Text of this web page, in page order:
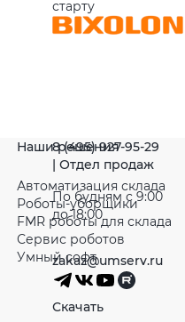
старту
Наши решения
Автоматизация склада
Роботы-уборщики
FMR роботы для склада
Сервис роботов
Умный софт
8 (495) 927-95-29
| Отдел продаж
По будням с 9:00
до 18:00
zakaz@umserv.ru
Скачать